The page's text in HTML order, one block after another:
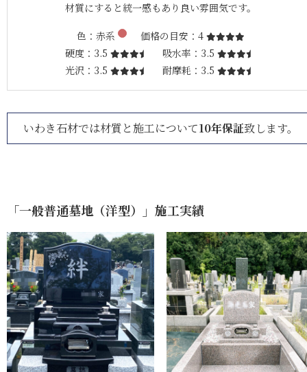
材質にすると統一感もあり良い雰囲気です。
色 赤系 価格の目安
4
硬度
3.5 吸水率
3.5
光沢
3.5 耐摩耗 3.5
いわき石材では材質と施工について10年保証致します。
「一般普通墓地（洋型）」施工実績